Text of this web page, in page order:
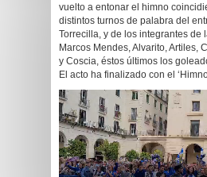
vuelto a entonar el himno
distintos turnos de palabra del
Torrecilla, y de los integrantes de
Marcos Mendes, Alvarito, Artiles,
y Coscia, éstos últimos los
El acto ha finalizado con el